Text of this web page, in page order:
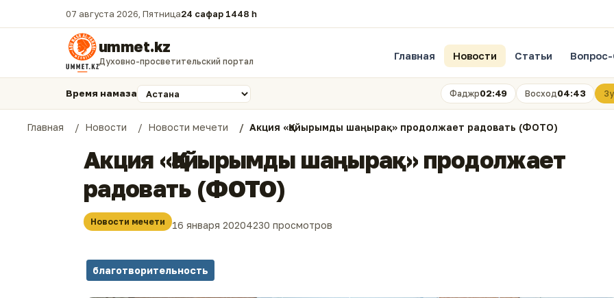
07 августа 2026, Пятница24 сафар 1448 һ.
ummet.kz
Духовно-просветительский портал Главная Новости Статьи
Время намаза Фаджр02:49 Восход04:43
Главная Новости Новости мечети Акция «Қайырымды шаңырақ» продолжает радовать (ФОТО)
Акция «Қайырымды шаңырақ» продолжает
радовать (ФОТО)
Новости мечети 16 января 20204230 просмотров
благотворительность